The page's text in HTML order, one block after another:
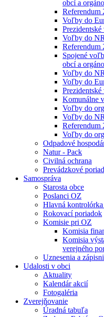
obcí a
Referendum
Voľby do
Voľby do
Referendum
Spojené
obcí a
Voľby do
Voľby do
Komunálne
Voľby do
Voľby do
Referendum
Voľby do
Odpadové
Natur - Pack
Civilná ochrana
Prevádzkové
Samospráva
Starosta obce
Poslanci OZ
Hlavná kontrolórka
Rokovací poriadok
Komisie pri OZ
Komisia
Komisia
verejného
Uznesenia a
Udalosti v obci
Aktuality
Kalendár akcií
Fotogaléria
Zverejňovanie
Úradná tabuľa